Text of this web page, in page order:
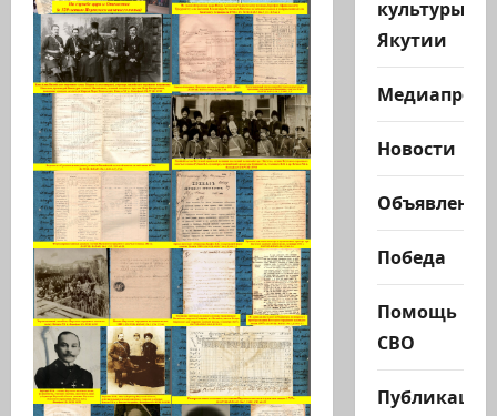
культуры
Якутии
Новости
Объявления
Победа
Помощь
СВО
Публикации